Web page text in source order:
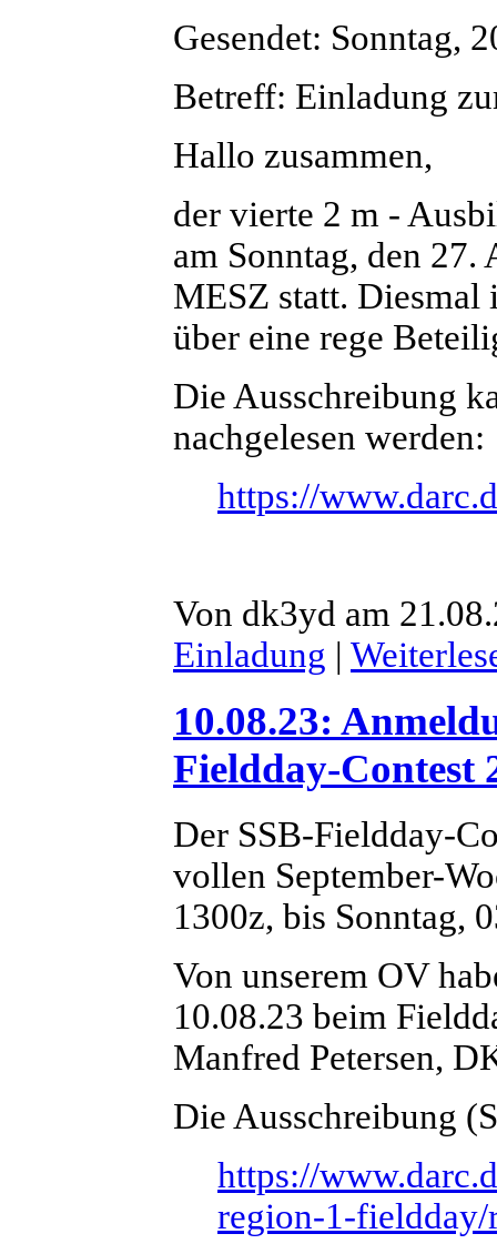
Gesendet: Sonntag,
Betreff: Einladung
Hallo zusammen,
der vierte 2 m -
am Sonntag, den
MESZ statt. Diesmal
über eine rege
Die Ausschreibung
nachgelesen werden:
https://
Von dk3yd am
Einladung |
10.08.23:
Fieldday-Contest
Der SSB-Fieldday-
vollen September-
1300z, bis Sonntag,
Von unserem OV
10.08.23 beim
Manfred Petersen,
Die Ausschreibung
https://
region-1-fieldday/